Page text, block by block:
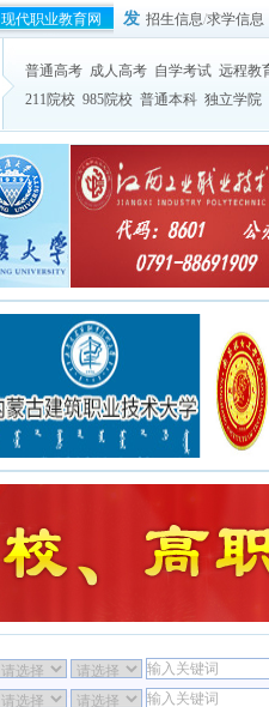
现代职业教育网 发 招生信息/求学信息
普通高考 成人高考 自学考试 远程教
211院校 985院校 普通本科 独立学院